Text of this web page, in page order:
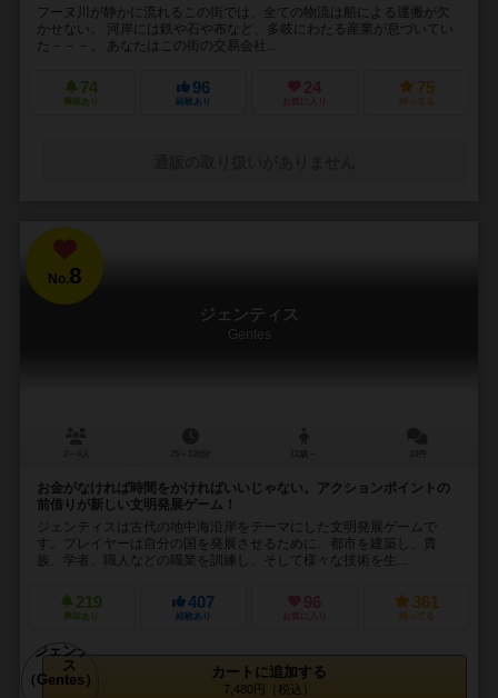
フーヌ川が静かに流れるこの街では、全ての物流は船による運搬が欠
かせない。 河岸には鉄や石や布など、多岐にわたる産業が息づいてい
た－－－。 あなたはこの街の交易会社...
74
興味あり
96
経験あり
24
お気に入り
75
持ってる
No.8
ジェンティス
Gentes
お金がなければ時間をかければいいじゃない。アクションポイントの
前借りが新しい文明発展ゲーム！
ジェンティスは古代の地中海沿岸をテーマにした文明発展ゲームで
す。プレイヤーは自分の国を発展させるために、都市を建築し、貴
族、学者、職人などの職業を訓練し、そして様々な技術を生...
219
興味あり
407
経験あり
96
お気に入り
361
持ってる
カートに追加する
7,480円（税込）